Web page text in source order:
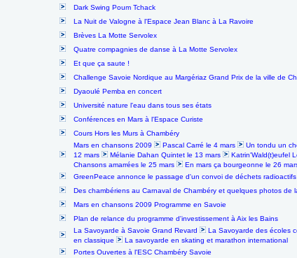
Dark Swing Poum Tchack
La Nuit de Valogne à l'Espace Jean Blanc à La Ravoire
Brèves La Motte Servolex
Quatre compagnies de danse à La Motte Servolex
Et que ça saute !
Challenge Savoie Nordique au Margériaz Grand Prix de la ville de
Dyaoulé Pemba en concert
Université nature l'eau dans tous ses états
Conférences en Mars à l'Espace Curiste
Cours Hors les Murs à Chambéry
Mars en chansons 2009
Pascal Carré le 4 mars Un tondu un
12 mars
Mélanie Dahan Quintet le 13 mars
Katrin'Wald(t)eufel
Chansons amarrées le 25 mars
En mars ça bourgeonne le 26
GreenPeace annonce le passage d'un convoi de déchets
Des chambériens au Carnaval de Chambéry et quelques photos de
Mars en chansons 2009 Programme en Savoie
Plan de relance du programme d'investissement à Aix les Bains
La Savoyarde à Savoie Grand Revard
La Savoyarde des écoles
en classique
La savoyarde en skating et marathon international
Portes Ouvertes à l'ESC Chambéry Savoie